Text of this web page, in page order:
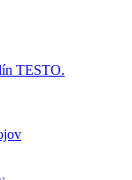
TESTO.